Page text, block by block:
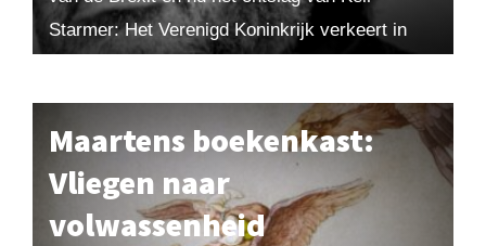
Starmer: Het Verenigd Koninkrijk verkeert in
Maartens boekenkast:
Vliegen naar
volwassenheid